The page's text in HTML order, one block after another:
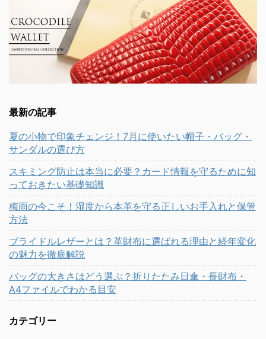
最新の記事
夏の小物で印象チェンジ！7月に使いたい帽子・バッグ・
サンダルの選び方
スキミング防止は本当に必要？カード情報を守るために知
っておきたい基礎知識
梅雨の今こそ！湿度から本革を守る正しいお手入れと保管
方法
ブライドルレザーとは？革財布に選ばれる理由と経年変化
の魅力を徹底解説
バッグの大きさはどう選ぶ？折りたたみ日傘・長財布・
A4ファイルでわかる目安
カテゴリー